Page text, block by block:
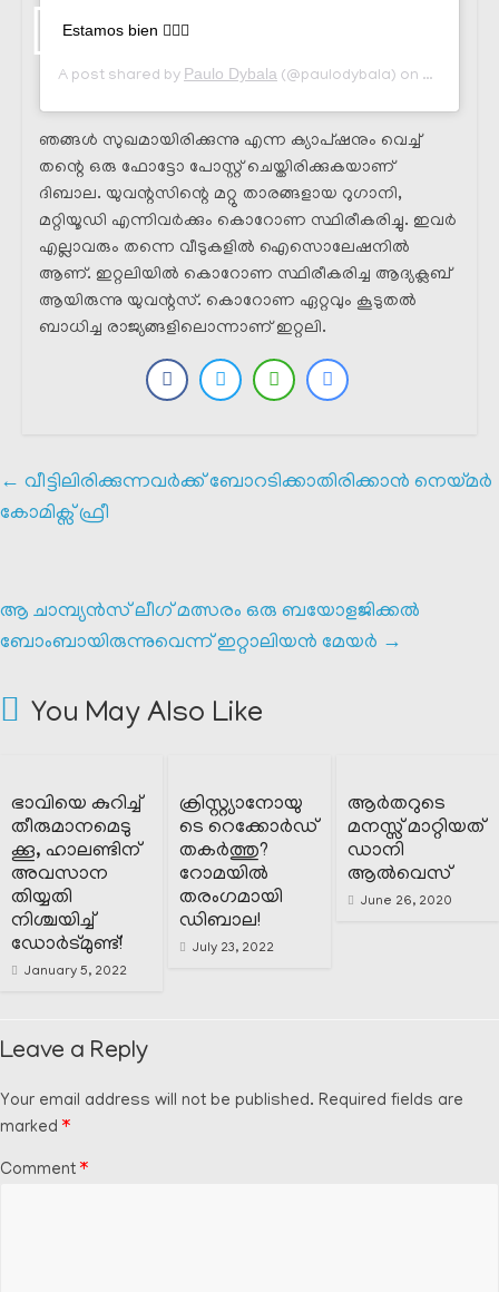
Estamos bien 👌🏽😌
A post shared by Paulo Dybala (@paulodybala) on Mar 25,
ഞങ്ങൾ സുഖമായിരിക്കുന്നു എന്ന ക്യാപ്ഷനും വെച്ച്
തന്റെ ഒരു ഫോട്ടോ പോസ്റ്റ് ചെയ്തിരിക്കുകയാണ്
ദിബാല. യുവന്റസിന്റെ മറ്റു താരങ്ങളായ റുഗാനി,
മറ്റിയൂഡി എന്നിവർക്കും കൊറോണ സ്ഥിരീകരിച്ചു. ഇവർ
എല്ലാവരും തന്നെ വീടുകളിൽ ഐസൊലേഷനിൽ
ആണ്. ഇറ്റലിയിൽ കൊറോണ സ്ഥിരീകരിച്ച ആദ്യക്ലബ്‌
ആയിരുന്നു യുവന്റസ്. കൊറോണ ഏറ്റവും കൂടുതൽ
ബാധിച്ച രാജ്യങ്ങളിലൊന്നാണ് ഇറ്റലി.
← വീട്ടിലിരിക്കുന്നവർക്ക് ബോറടിക്കാതിരിക്കാൻ നെയ്മർ
കോമിക്സ് ഫ്രീ
ആ ചാമ്പ്യൻസ് ലീഗ് മത്സരം ഒരു ബയോളജിക്കൽ
ബോംബായിരുന്നുവെന്ന് ഇറ്റാലിയൻ മേയർ →
You May Also Like
ഭാവിയെ കുറിച്ച്
തീരുമാനമെടു
ക്കൂ, ഹാലണ്ടിന്
അവസാന
തിയ്യതി
നിശ്ചയിച്ച്
ഡോർട്മുണ്ട്!
January 5, 2022
ക്രിസ്റ്റ്യാനോയു
ടെ റെക്കോർഡ്
തകർത്തു?
റോമയിൽ
തരംഗമായി
ഡിബാല!
July 23, 2022
ആർതറുടെ
മനസ്സ് മാറ്റിയത്
ഡാനി
ആൽവെസ്
June 26, 2020
Leave a Reply
Your email address will not be published. Required fields are
marked *
Comment *